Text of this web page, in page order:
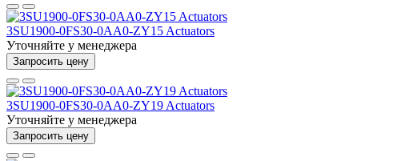
3SU1900-0FS30-0AA0-ZY15 Actuators
Уточняйте у менеджера
Запросить цену
3SU1900-0FS30-0AA0-ZY19 Actuators
Уточняйте у менеджера
Запросить цену